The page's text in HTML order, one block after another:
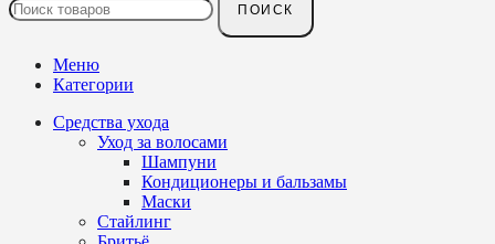
ПОИСК
Меню
Категории
Средства ухода
Уход за волосами
Шампуни
Кондиционеры и бальзамы
Маски
Стайлинг